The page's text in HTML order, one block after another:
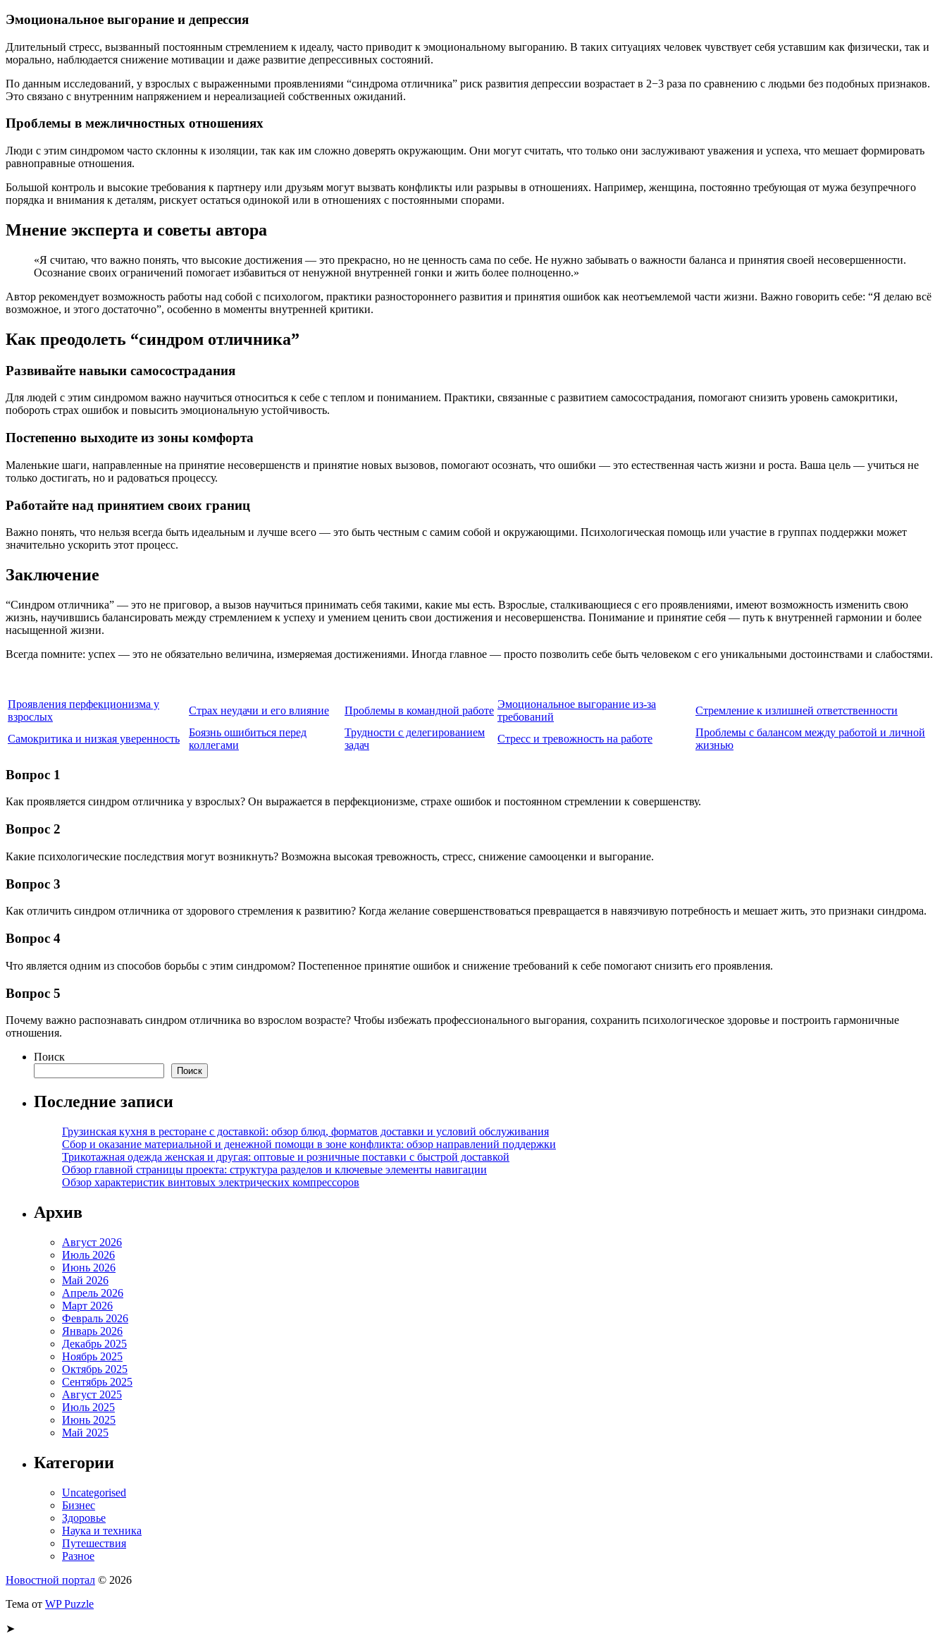
Эмоциональное выгорание и депрессия
Длительный стресс, вызванный постоянным стремлением к идеалу, часто приводит к эмоциональному выгоранию. В таких ситуациях человек чувствует себя уставшим как физически, так и
морально, наблюдается снижение мотивации и даже развитие депрессивных состояний.
По данным исследований, у взрослых с выраженными проявлениями “синдрома отличника” риск развития депрессии возрастает в 2−3 раза по сравнению с людьми без подобных признаков.
Это связано с внутренним напряжением и нереализацией собственных ожиданий.
Проблемы в межличностных отношениях
Люди с этим синдромом часто склонны к изоляции, так как им сложно доверять окружающим. Они могут считать, что только они заслуживают уважения и успеха, что мешает формировать
равноправные отношения.
Большой контроль и высокие требования к партнеру или друзьям могут вызвать конфликты или разрывы в отношениях. Например, женщина, постоянно требующая от мужа безупречного
порядка и внимания к деталям, рискует остаться одинокой или в отношениях с постоянными спорами.
Мнение эксперта и советы автора
«Я считаю, что важно понять, что высокие достижения — это прекрасно, но не ценность сама по себе. Не нужно забывать о важности баланса и принятия своей несовершенности.
Осознание своих ограничений помогает избавиться от ненужной внутренней гонки и жить более полноценно.»
Автор рекомендует возможность работы над собой с психологом, практики разностороннего развития и принятия ошибок как неотъемлемой части жизни. Важно говорить себе: “Я делаю всё
возможное, и этого достаточно”, особенно в моменты внутренней критики.
Как преодолеть “синдром отличника”
Развивайте навыки самосострадания
Для людей с этим синдромом важно научиться относиться к себе с теплом и пониманием. Практики, связанные с развитием самосострадания, помогают снизить уровень самокритики,
побороть страх ошибок и повысить эмоциональную устойчивость.
Постепенно выходите из зоны комфорта
Маленькие шаги, направленные на принятие несовершенств и принятие новых вызовов, помогают осознать, что ошибки — это естественная часть жизни и роста. Ваша цель — учиться не
только достигать, но и радоваться процессу.
Работайте над принятием своих границ
Важно понять, что нельзя всегда быть идеальным и лучше всего — это быть честным с самим собой и окружающими. Психологическая помощь или участие в группах поддержки может
значительно ускорить этот процесс.
Заключение
“Синдром отличника” — это не приговор, а вызов научиться принимать себя такими, какие мы есть. Взрослые, сталкивающиеся с его проявлениями, имеют возможность изменить свою
жизнь, научившись балансировать между стремлением к успеху и умением ценить свои достижения и несовершенства. Понимание и принятие себя — путь к внутренней гармонии и более
насыщенной жизни.
Всегда помните: успех — это не обязательно величина, измеряемая достижениями. Иногда главное — просто позволить себе быть человеком с его уникальными достоинствами и слабостями.
Проявления перфекционизма у
взрослых
Страх неудачи и его влияние Проблемы в командной работе
Эмоциональное выгорание из-за
требований
Стремление к излишней ответственности
Самокритика и низкая уверенность
Боязнь ошибиться перед
коллегами
Трудности с делегированием
задач
Стресс и тревожность на работе
Проблемы с балансом между работой и личной
жизнью
Вопрос 1
Как проявляется синдром отличника у взрослых? Он выражается в перфекционизме, страхе ошибок и постоянном стремлении к совершенству.
Вопрос 2
Какие психологические последствия могут возникнуть? Возможна высокая тревожность, стресс, снижение самооценки и выгорание.
Вопрос 3
Как отличить синдром отличника от здорового стремления к развитию? Когда желание совершенствоваться превращается в навязчивую потребность и мешает жить, это признаки синдрома.
Вопрос 4
Что является одним из способов борьбы с этим синдромом? Постепенное принятие ошибок и снижение требований к себе помогают снизить его проявления.
Вопрос 5
Почему важно распознавать синдром отличника во взрослом возрасте? Чтобы избежать профессионального выгорания, сохранить психологическое здоровье и построить гармоничные
отношения.
Поиск
Поиск
Последние записи
Грузинская кухня в ресторане с доставкой: обзор блюд, форматов доставки и условий обслуживания
Сбор и оказание материальной и денежной помощи в зоне конфликта: обзор направлений поддержки
Трикотажная одежда женская и другая: оптовые и розничные поставки с быстрой доставкой
Обзор главной страницы проекта: структура разделов и ключевые элементы навигации
Обзор характеристик винтовых электрических компрессоров
Архив
Август 2026
Июль 2026
Июнь 2026
Май 2026
Апрель 2026
Март 2026
Февраль 2026
Январь 2026
Декабрь 2025
Ноябрь 2025
Октябрь 2025
Сентябрь 2025
Август 2025
Июль 2025
Июнь 2025
Май 2025
Категории
Uncategorised
Бизнес
Здоровье
Наука и техника
Путешествия
Разное
Новостной портал © 2026
Тема от WP Puzzle
➤